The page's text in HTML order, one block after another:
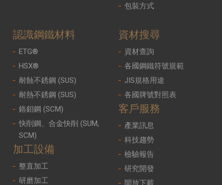
包裝方式
認識鋼鐵材料
ETG®
HSX®
耐蝕不銹鋼 (SUS)
耐熱不銹鋼 (SUS)
鉻鉬鋼 (SCM)
快削鋼、合金快削 (SUM,
SCM)
加工設備
整直加工
研磨加工
資材搜尋
資材查詢
各國鋼鐵符號規範
JIS規格用途
各國牌號對照表
客戶服務
產業訊息
科技趨勢
檢驗報告
研究開發
開放下載